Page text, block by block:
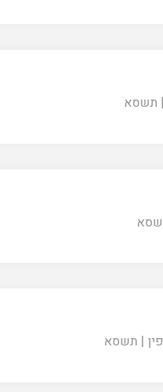
| תשסא
| תשסא